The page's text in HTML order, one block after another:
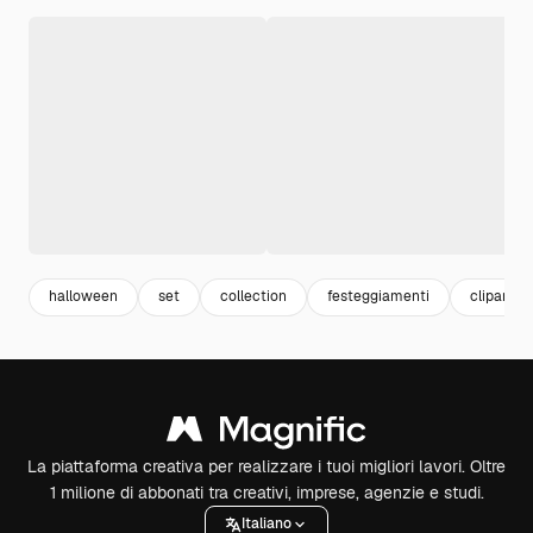
halloween set collection festeggiamenti clipart
La piattaforma creativa per realizzare i tuoi migliori lavori. Oltre
1 milione di abbonati tra creativi, imprese, agenzie e studi.
Italiano